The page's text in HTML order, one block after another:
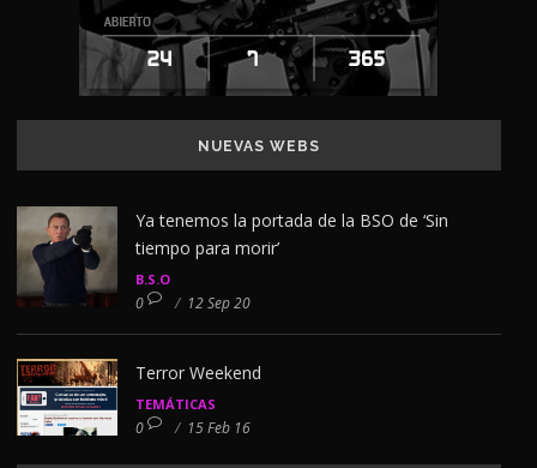
NUEVAS WEBS
Ya tenemos la portada de la BSO de ‘Sin
tiempo para morir’
B.S.O
0 / 12 Sep 20
Terror Weekend
TEMÁTICAS
0 / 15 Feb 16